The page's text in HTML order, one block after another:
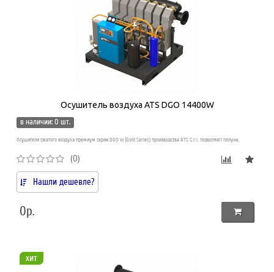
Осушитель воздуха ATS DGO 14400W
в наличии: 0 шт.
Осушители сжатого воздуха премиум серии DGO W (Gold Series) производства ATS S.r.l. позволяют получи..
(0)
Нашли дешевле?
0р.
хит